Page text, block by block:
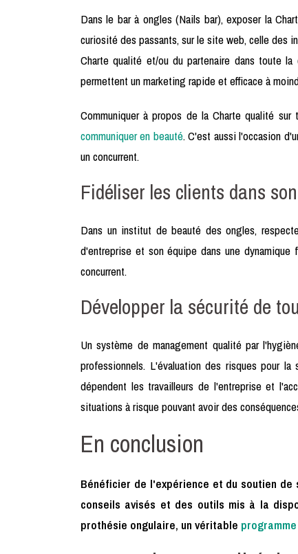
Dans le bar à ongles (Nails bar), exposer la
curiosité des passants, sur le site web, celle des
Charte qualité et/ou du partenaire dans toute
permettent un marketing rapide et efficace à
Communiquer à propos de la Charte qualité
communiquer en beauté. C'est aussi l'occasion
un concurrent.
Fidéliser les clients dans
Dans un institut de beauté des ongles,
d'entreprise et son équipe dans une
concurrent.
Développer la sécurité de
Un système de management qualité par
professionnels. L'évaluation des risques pour
dépendent les travailleurs de l'entreprise et
situations à risque pouvant avoir des
En conclusion
Bénéficier de l'expérience et du soutien
conseils avisés et des outils mis à la
prothésie ongulaire, un véritable